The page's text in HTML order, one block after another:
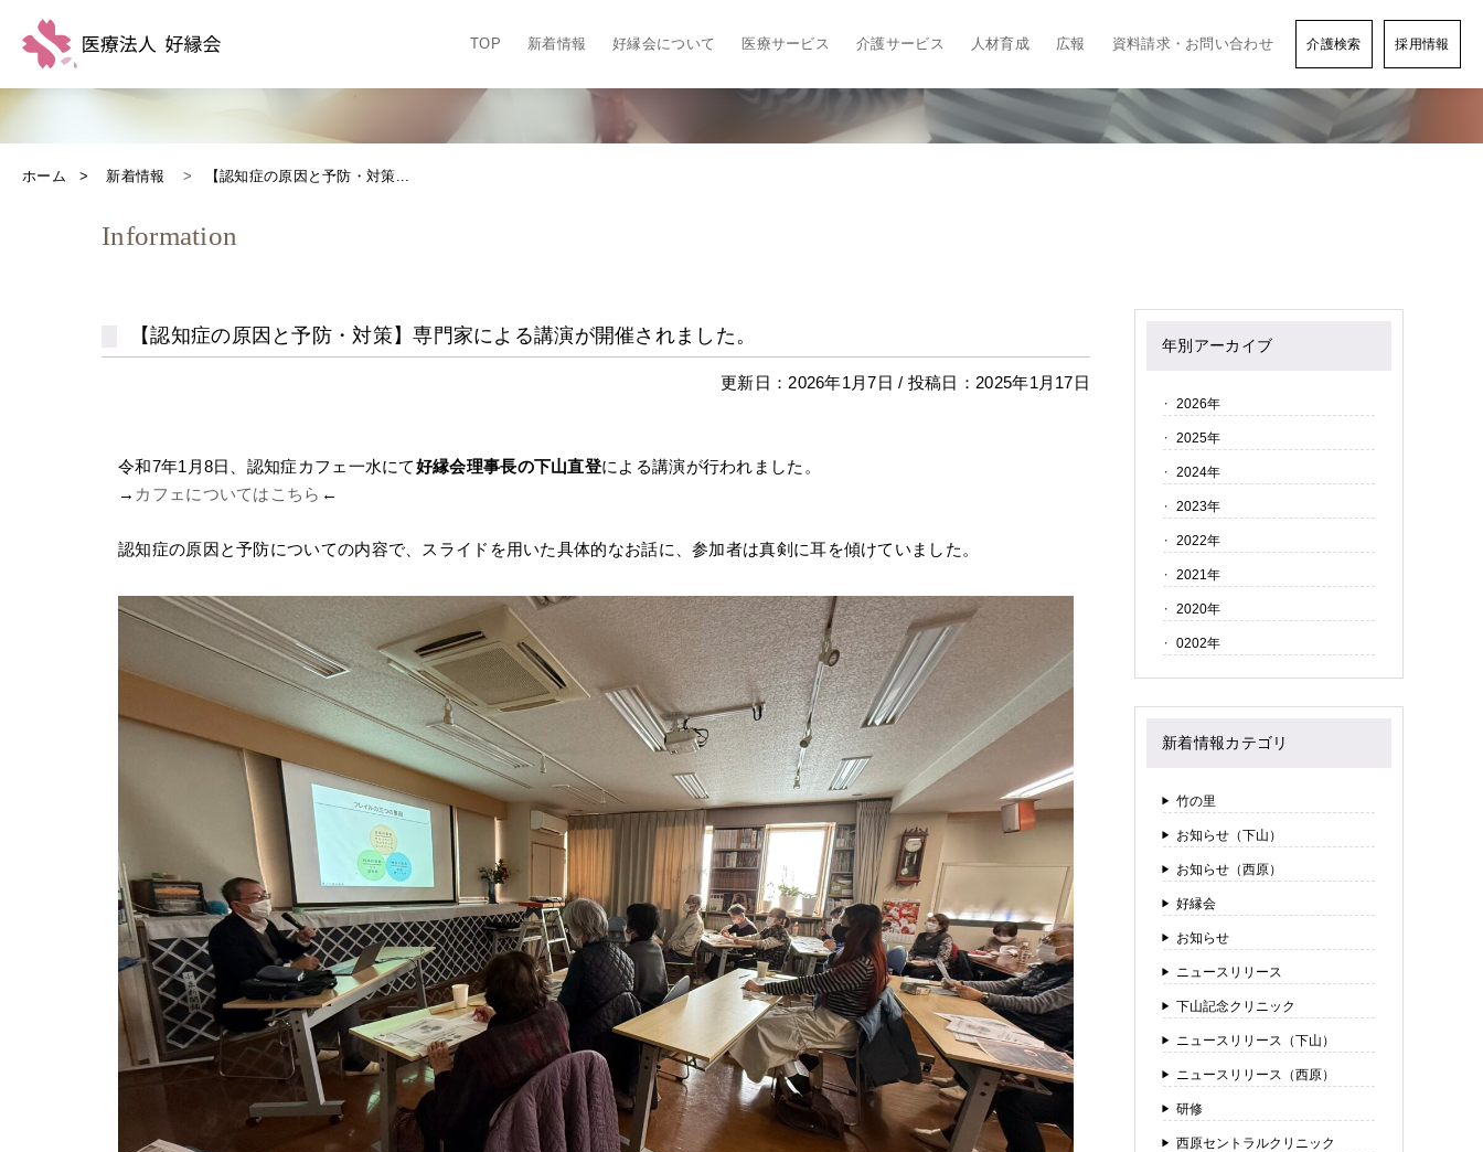
TOP 新着情報 好縁会について 医療サービス 介護サービス 人材育成 広報 資料請求・お問い合わせ 介護検索 採用情報
ホーム 新着情報 【認知症の原因と予防・対策...
Information
【認知症の原因と予防・対策】専門家による講演が開催されました。
更新日：2026年1月7日 / 投稿日：2025年1月17日
令和7年1月8日、認知症カフェ一水にて好縁会理事長の下山直登による講演が行われました。
→ カフェについてはこちら ←
認知症の原因と予防についての内容で、スライドを用いた具体的なお話に、参加者は真剣に耳を傾けていました。
年別アーカイブ
2026年
2025年
2024年
2023年
2022年
2021年
2020年
0202年
新着情報カテゴリ
竹の里
お知らせ（下山）
お知らせ（西原）
好縁会
お知らせ
ニュースリリース
下山記念クリニック
ニュースリリース（下山）
ニュースリリース（西原）
研修
西原セントラルクリニック